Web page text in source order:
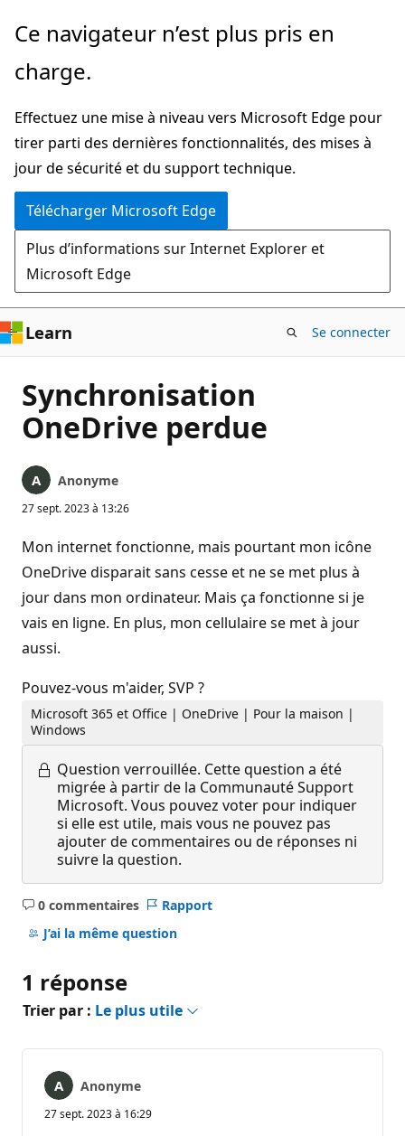
Passer
directement
au
principal
Ce navigateur n’est plus pris en
charge.
Effectuez une mise à niveau vers Microsoft Edge pour
tirer parti des dernières fonctionnalités, des mises à
jour de sécurité et du support technique.
Télécharger Microsoft Edge
Plus d’informations sur Internet Explorer et
Microsoft Edge
Learn Se connecter
Synchronisation
OneDrive perdue
Anonyme
27 sept. 2023 à 13:26
Mon internet fonctionne, mais pourtant mon icône
OneDrive disparait sans cesse et ne se met plus à
jour dans mon ordinateur. Mais ça fonctionne si je
vais en ligne. En plus, mon cellulaire se met à jour
aussi.
Pouvez-vous m'aider, SVP ?
Microsoft 365 et Office | OneDrive | Pour la maison |
Windows
Question verrouillée. Cette question a été
migrée à partir de la Communauté Support
Microsoft. Vous pouvez voter pour indiquer
si elle est utile, mais vous ne pouvez pas
ajouter de commentaires ou de réponses ni
suivre la question.
0 commentaires
Aucun
commentaire
Rapport
J’ai la même question
1 réponse
Trier par : Le plus utile
Anonyme
27 sept. 2023 à 16:29